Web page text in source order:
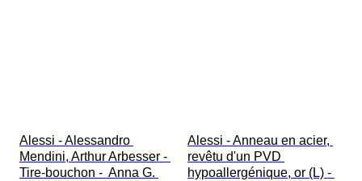
Alessi - Alessandro
Mendini, Arthur Arbesser -
Tire-bouchon -  Anna G.
Alessi - Anneau en acier,
revêtu d'un PVD
hypoallergénique, or (L) -